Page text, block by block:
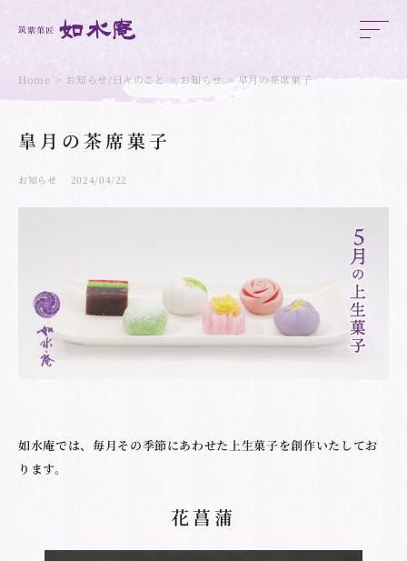
Home お知らせ/日々のこと お知らせ 皐月の茶席菓子
皐月の茶席菓子
お知らせ 2024/04/22
如水庵では、毎月その季節にあわせた上生菓子を創作いたしてお
ります。
花菖蒲